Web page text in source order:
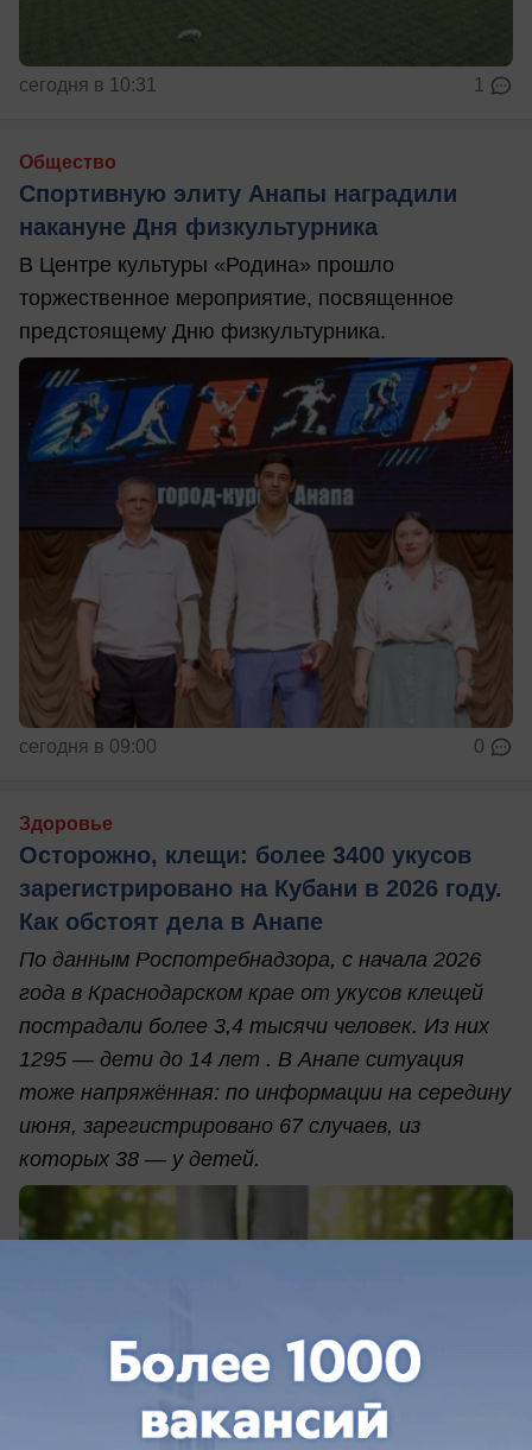
сегодня в 10:31 1
Общество
Спортивную элиту Анапы наградили
накануне Дня физкультурника
В Центре культуры «Родина» прошло
торжественное мероприятие, посвященное
предстоящему Дню физкультурника.
сегодня в 09:00 0
Здоровье
Осторожно, клещи: более 3400 укусов
зарегистрировано на Кубани в 2026 году.
Как обстоят дела в Анапе
По данным Роспотребнадзора, с начала 2026
года в Краснодарском крае от укусов клещей
пострадали более 3,4 тысячи человек. Из них
1295 — дети до 14 лет . В Анапе ситуация
тоже напряжённая: по информации на середину
июня, зарегистрировано 67 случаев, из
которых 38 — у детей.